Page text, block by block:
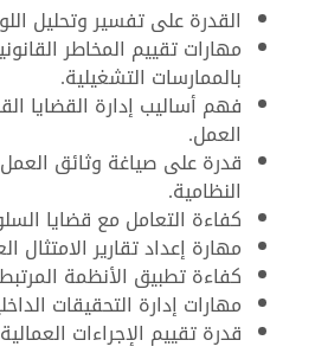
القدرة على تفسير وتحليل
مهارات تقييم المخاطر
بالممارسات التشغيلية.
فهم أساليب إدارة القضايا
العمل.
قدرة على صياغة وثائق
النظامية.
كفاءة التعامل مع قضايا
مهارة إعداد تقارير الامتثال
كفاءة تطبيق الأنظمة
مهارات إدارة التحقيقات
قدرة تقييم الإجراءات